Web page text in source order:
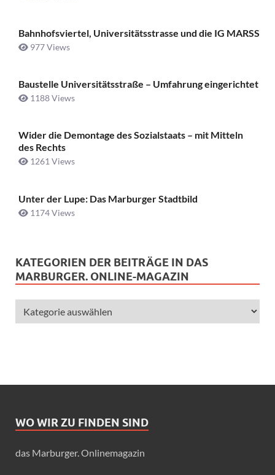
Bahnhofsviertel, Universitätsstrasse und die IG MARSS
977 Views
Baustelle Universitätsstraße ­– Umfahrung eingerichtet
1188 Views
Wider die Demontage des Sozialstaats – mit Mitteln
des Rechts
1261 Views
Unter der Lupe: Das Marburger Stadtbild
1174 Views
KATEGORIEN DER BEITRÄGE IN DAS
MARBURGER. ONLINE-MAGAZIN
WO WIR ZU FINDEN SIND
das Marburger. Onlinemagazin